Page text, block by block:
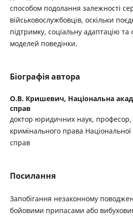
способом подолання залежності
військовослужбовців, оскільки
підтримку, соціальну адаптацію
моделей поведінки.
Біографія автора
О.В. Кришевич, Національна
справ
доктор юридичних наук,
кримінального права Національної
справ
Посилання
Запобігання незаконному
бойовими припасами або